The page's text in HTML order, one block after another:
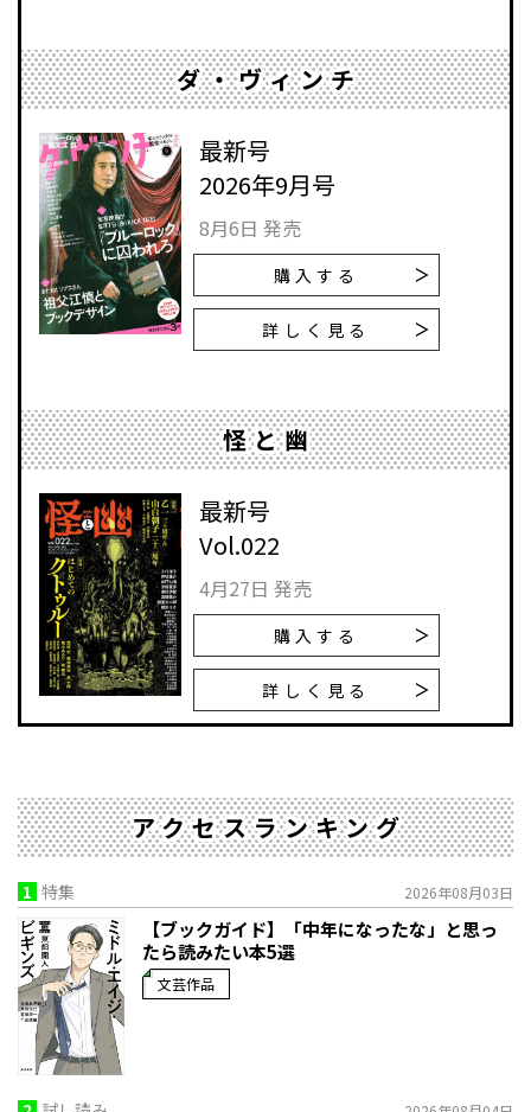
ダ・ヴィンチ
最新号
2026年9月号
8月6日 発売
購入する
詳しく見る
怪と幽
最新号
Vol.022
4月27日 発売
購入する
詳しく見る
アクセスランキング
1 特集 2026年08月03日
【ブックガイド】「中年になったな」と思っ
たら読みたい本5選
文芸作品